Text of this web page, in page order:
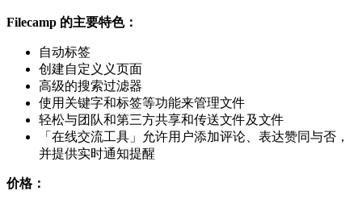
Filecamp 的主要特色：
自动标签
创建自定义义页面
高级的搜索过滤器
使用关键字和标签等功能来管理文件
轻松与团队和第三方共享和传送文件及文件
「在线交流工具」允许用户添加评论、表达赞同与否，
并提供实时通知提醒
价格：